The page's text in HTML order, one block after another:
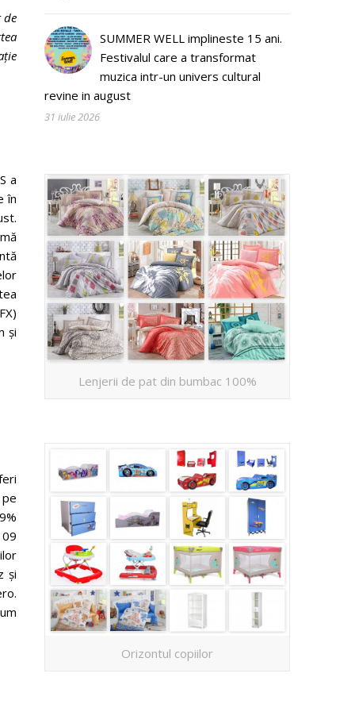
de
a
în
și
și
SUMMER WELL implineste 15 ani.
Festivalul care a transformat
muzica intr-un univers cultural
revine in august
31 iulie 2026
Lenjerii de pat din bumbac 100%
Orizontul copiilor